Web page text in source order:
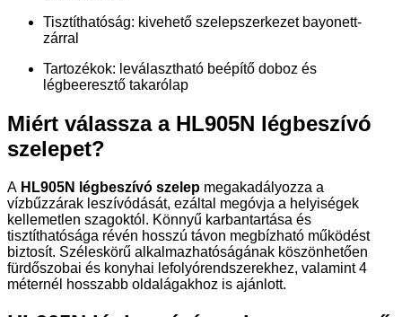
Tisztíthatóság: kivehető szelepszerkezet bayonett-
zárral
Tartozékok: leválasztható beépítő doboz és
légbeeresztő takarólap
Miért válassza a HL905N légbeszívó
szelepet?
A HL905N légbeszívó szelep megakadályozza a
vízbűzzárak leszívódását, ezáltal megóvja a helyiségek
kellemetlen szagoktól. Könnyű karbantartása és
tisztíthatósága révén hosszú távon megbízható működést
biztosít. Széleskörű alkalmazhatóságának köszönhetően
fürdőszobai és konyhai lefolyórendszerekhez, valamint 4
méternél hosszabb oldalágakhoz is ajánlott.